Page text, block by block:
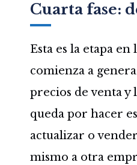
Cuarta fase:
Esta es la etapa
comienza a
precios de venta y
queda por hacer
actualizar o
mismo a otra